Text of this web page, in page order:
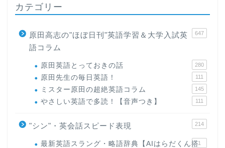
カテゴリー
原田高志の"ほぼ日刊"英語学習＆大学入試英
語コラム
647
原田英語とっておきの話 280
原田先生の毎日英語！ 111
ミスター原田の超絶英語コラム 145
やさしい英語で多読！【音声つき】 111
"シン"・英会話スピード表現 214
最新英語スラング・略語辞典【AIはらだくん搭1